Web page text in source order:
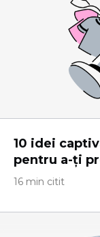
10 idei
pentru a-ți
16 min citit